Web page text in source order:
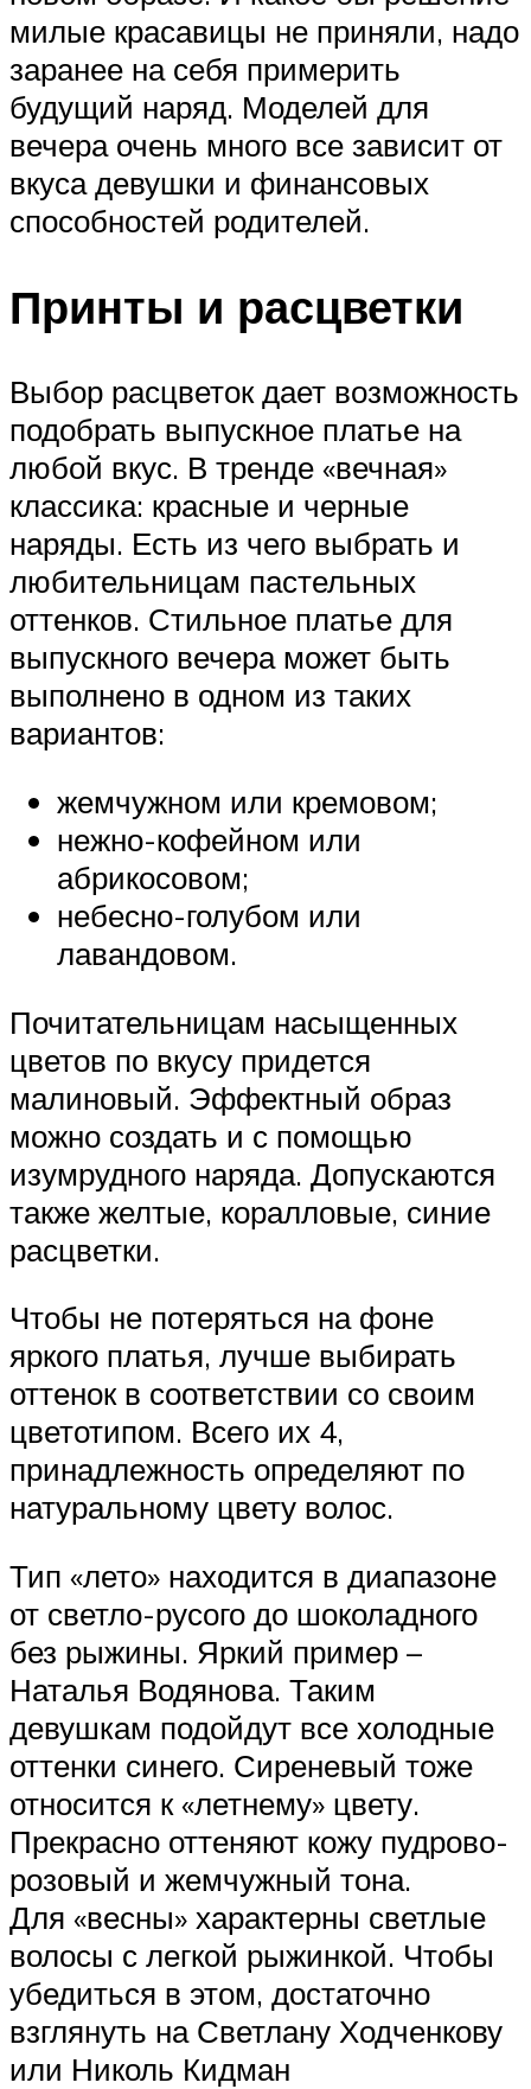
милые красавицы не приняли, надо
заранее на себя примерить
будущий наряд. Моделей для
вечера очень много все зависит от
вкуса девушки и финансовых
способностей родителей.
Принты и расцветки
Выбор расцветок дает возможность
подобрать выпускное платье на
любой вкус. В тренде «вечная»
классика: красные и черные
наряды. Есть из чего выбрать и
любительницам пастельных
оттенков. Стильное платье для
выпускного вечера может быть
выполнено в одном из таких
вариантов:
жемчужном или кремовом;
нежно-кофейном или
абрикосовом;
небесно-голубом или
лавандовом.
Почитательницам насыщенных
цветов по вкусу придется
малиновый. Эффектный образ
можно создать и с помощью
изумрудного наряда. Допускаются
также желтые, коралловые, синие
расцветки.
Чтобы не потеряться на фоне
яркого платья, лучше выбирать
оттенок в соответствии со своим
цветотипом. Всего их 4,
принадлежность определяют по
натуральному цвету волос.
Тип «лето» находится в диапазоне
от светло-русого до шоколадного
без рыжины. Яркий пример –
Наталья Водянова. Таким
девушкам подойдут все холодные
оттенки синего. Сиреневый тоже
относится к «летнему» цвету.
Прекрасно оттеняют кожу пудрово-
розовый и жемчужный тона.
Для «весны» характерны светлые
волосы с легкой рыжинкой. Чтобы
убедиться в этом, достаточно
взглянуть на Светлану Ходченкову
или Николь Кидман